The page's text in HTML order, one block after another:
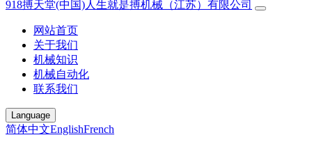
918搏天堂(中国)人生就是搏机械（江苏）有限公司
网站首页
关于我们
机械知识
机械自动化
联系我们
Language
简体中文EnglishFrench